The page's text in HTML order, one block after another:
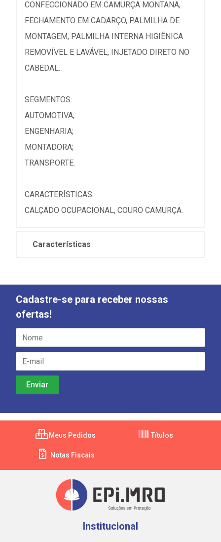
CONFECCIONADO EM CAMURÇA MONTANA,
FECHAMENTO EM CADARÇO, PALMILHA DE
MONTAGEM, PALMILHA INTERNA HIGIÊNICA
REMOVÍVEL E LAVÁVEL, INJETADO DIRETO NO
CABEDAL.
SEGMENTOS:
AUTOMOTIVA;
ENGENHARIA;
MONTADORA;
TRANSPORTE.
CARACTERÍSTICAS:
CALÇADO OCUPACIONAL, COURO CAMURÇA.
Características
Cadastre-se para receber nossas
ofertas!
Meus Pedidos Títulos
Notas Fiscais
Institucional